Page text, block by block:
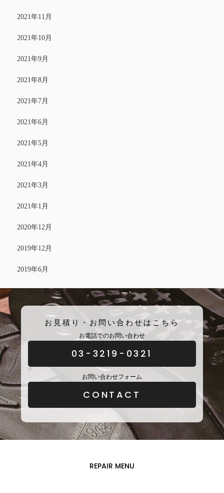
2021年11月
2021年10月
2021年9月
2021年8月
2021年7月
2021年6月
2021年5月
2021年4月
2021年3月
2021年1月
2020年12月
2019年12月
2019年6月
お見積り・お問い合わせはこちら
お電話でのお問い合わせ
03-3219-0321
お問い合わせフォーム
CONTACT
REPAIR MENU